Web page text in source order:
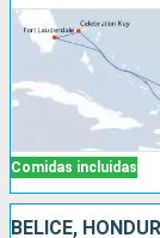
Comidas incluidas